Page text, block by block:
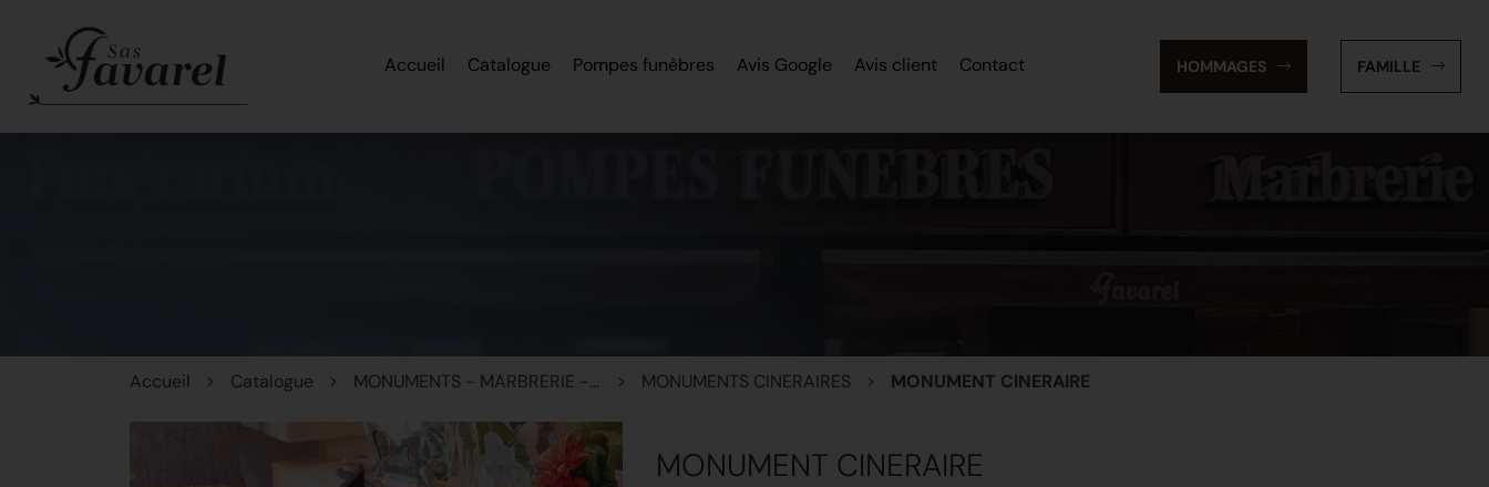
HOMMAGES
Accueil Catalogue Pompes funèbres Avis Google Avis client Contact FAMILLE
Accueil Catalogue MONUMENTS - MARBRERIE - STELES MONUMENTS CINERAIRES MONUMENT CINERAIRE
MONUMENT CINERAIRE